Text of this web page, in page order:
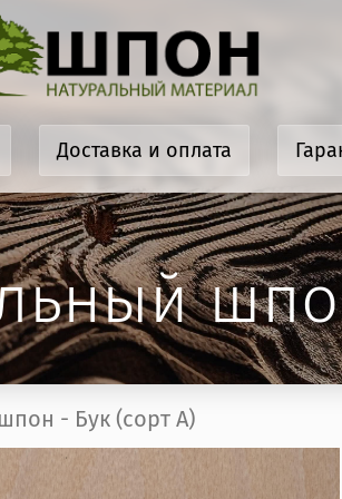
Доставка и оплата
- Бук (сорт A)